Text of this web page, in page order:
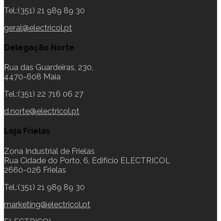
Tel.:(351) 21 989 89 30
geral@electricol.pt
Delegação Norte
Rua das Guardeiras, 230,
4470-608 Maia
Tel.:(351) 22 716 06 27
d.norte@electricol.pt
Loja Frielas
Zona Industrial de Frielas
Rua Cidade do Porto, 6, Edifício ELECTRICOL
2660-026 Frielas
Tel.:(351) 21 989 89 30
marketing@electricol.pt